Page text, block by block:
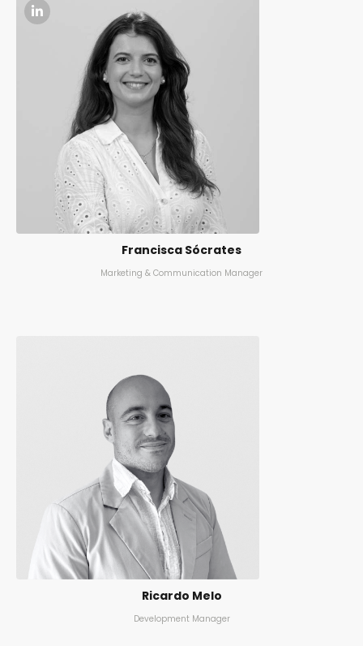
Francisca Sócrates
Marketing & Communication Manager
Ricardo Melo
Development Manager